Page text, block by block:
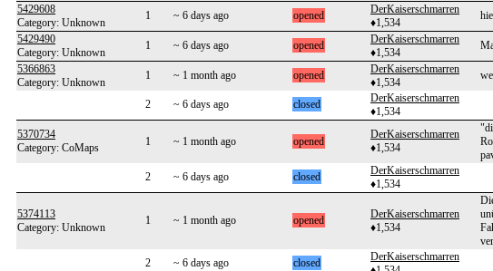
5429608
Category: Unknown
1 ~ 6 days ago opened
DerKaiserschmarren
♦1,534
5429490
Category: Unknown
1 ~ 6 days ago opened
DerKaiserschmarren
♦1,534
5366863
Category: Unknown
1 ~ 1 month ago opened
DerKaiserschmarren
♦1,534
2 ~ 6 days ago closed
DerKaiserschmarren
♦1,534
5370734
Category: CoMaps
1 ~ 1 month ago opened
DerKaiserschmarren
♦1,534
2
~ 6 days ago closed
DerKaiserschmarren
♦1,534
5374113
Category: Unknown
1 ~ 1 month ago opened
DerKaiserschmarren
♦1,534
2
~ 6 days ago closed
DerKaiserschmarren